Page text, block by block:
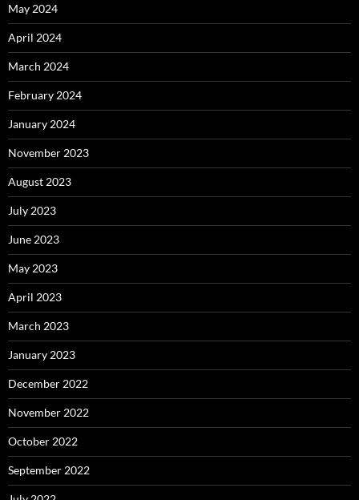
May 2024
April 2024
March 2024
February 2024
January 2024
November 2023
August 2023
July 2023
June 2023
May 2023
April 2023
March 2023
January 2023
December 2022
November 2022
October 2022
September 2022